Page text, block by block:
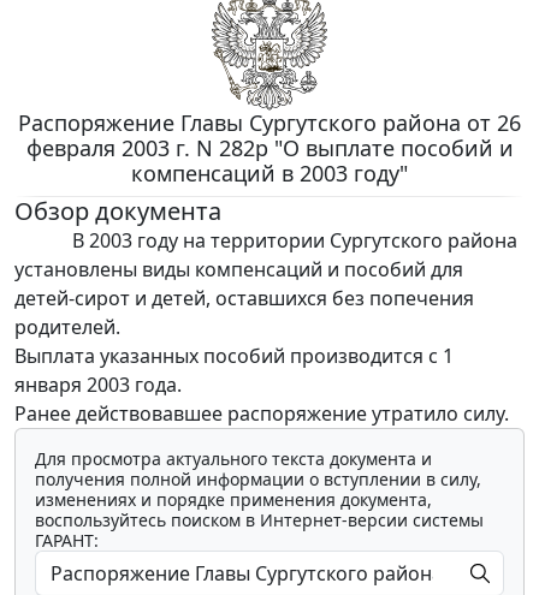
Распоряжение Главы Сургутского района от 26
февраля 2003 г. N 282p "О выплате пособий и
компенсаций в 2003 году"
Обзор документа
В 2003 году на территории Сургутского района
установлены виды компенсаций и пособий для
детей-сирот и детей, оставшихся без попечения
родителей.
Выплата указанных пособий производится с 1
января 2003 года.
Ранее действовавшее распоряжение утратило силу.
Для просмотра актуального текста документа и
получения полной информации о вступлении в силу,
изменениях и порядке применения документа,
воспользуйтесь поиском в Интернет-версии системы
ГАРАНТ: